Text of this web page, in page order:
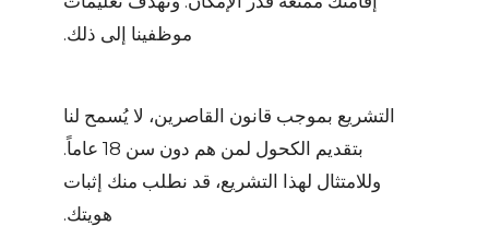
موظفينا إلى ذلك.
التشريع بموجب قانون القاصرين، لا يُسمح لنا
بتقديم الكحول لمن هم دون سن 18 عاماً.
وللامتثال لهذا التشريع، قد نطلب منك إثبات
هويتك.